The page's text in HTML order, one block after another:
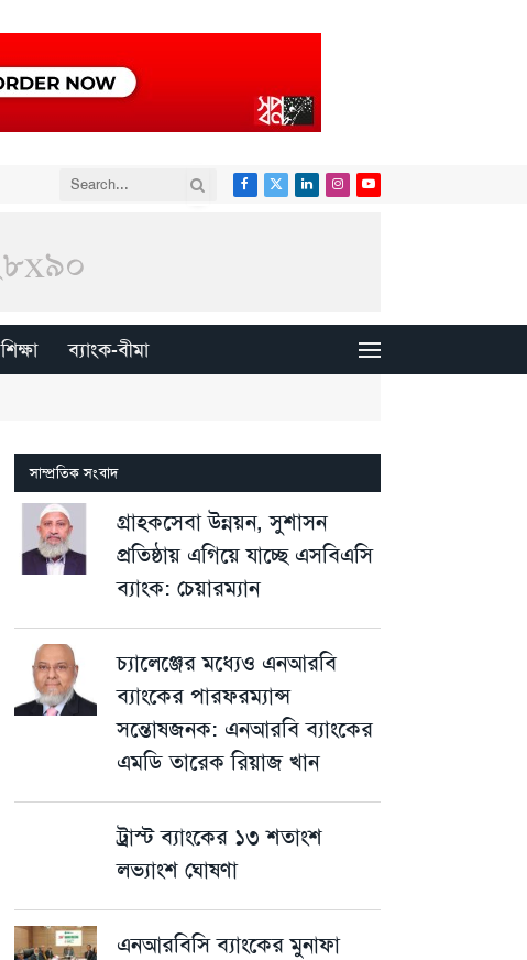
Facebook
X
LinkedInInstagram
YouTube
শিক্ষা ব্যাংক-বীমা
সাম্প্রতিক সংবাদ
গ্রাহকসেবা উন্নয়ন, সুশাসন
প্রতিষ্ঠায় এগিয়ে যাচ্ছে এসবিএসি
ব্যাংক: চেয়ারম্যান
চ্যালেঞ্জের মধ্যেও এনআরবি
ব্যাংকের পারফরম্যান্স
সন্তোষজনক: এনআরবি ব্যাংকের
এমডি তারেক রিয়াজ খান
ট্রাস্ট ব্যাংকের ১৩ শতাংশ
লভ্যাংশ ঘোষণা
এনআরবিসি ব্যাংকের মুনাফা